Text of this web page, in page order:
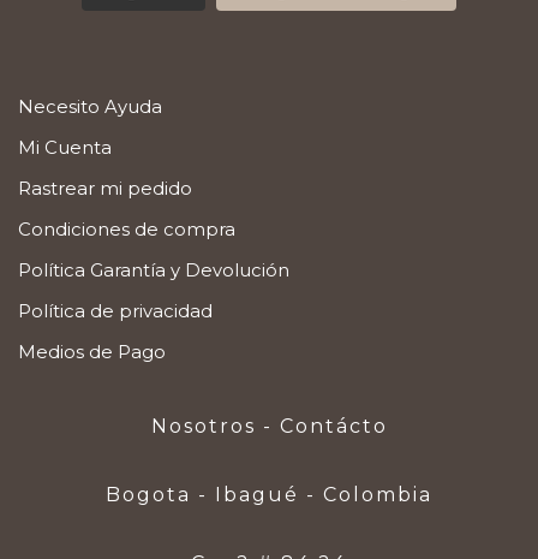
Necesito Ayuda
Mi Cuenta
Rastrear mi pedido
Condiciones de compra
Política Garantía y Devolución
Política de privacidad
Medios de Pago
Nosotros - Contácto
Bogota - Ibagué - Colombia